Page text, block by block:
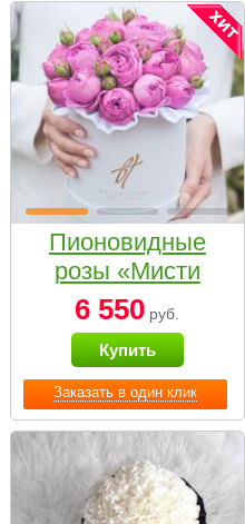
Заказать в один клик
Пионовидные
розы «Мисти
бабблс» в белой
коробке Small
6 550 руб.
Купить